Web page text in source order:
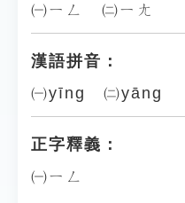
㈠ㄧㄥ ㈡ㄧㄤ
漢語拼音：
㈠yīng ㈡yāng
正字釋義：
㈠ㄧㄥ